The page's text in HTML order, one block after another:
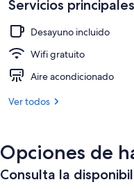
Servicios principales
Desayuno incluido
Wifi gratuito
Aire acondicionado
Ver todos
Opciones de
Consulta la